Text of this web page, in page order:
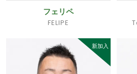
フェリペ
FELIPE
新加入